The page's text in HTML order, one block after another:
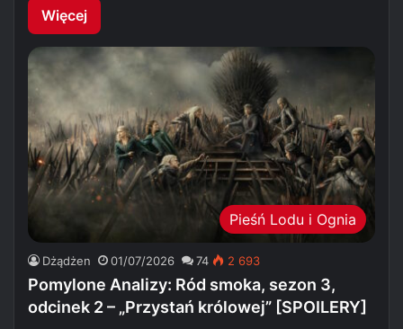
Więcej
Pieśń Lodu i Ognia
Dżądżen 01/07/2026 74 2 693
Pomylone Analizy: Ród smoka, sezon 3,
odcinek 2 – „Przystań królowej” [SPOILERY]